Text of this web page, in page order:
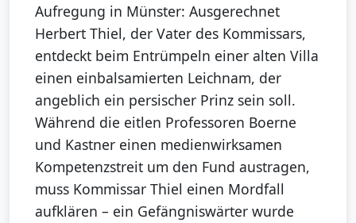
Aufregung in Münster: Ausgerechnet
Herbert Thiel, der Vater des Kommissars,
entdeckt beim Entrümpeln einer alten Villa
einen einbalsamierten Leichnam, der
angeblich ein persischer Prinz sein soll.
Während die eitlen Professoren Boerne
und Kastner einen medienwirksamen
Kompetenzstreit um den Fund austragen,
muss Kommissar Thiel einen Mordfall
aufklären – ein Gefängniswärter wurde